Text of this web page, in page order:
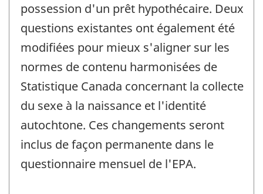
possession d'un prêt hypothécaire. Deux
questions existantes ont également été
modifiées pour mieux s'aligner sur les
normes de contenu harmonisées de
Statistique Canada concernant la collecte
du sexe à la naissance et l'identité
autochtone. Ces changements seront
inclus de façon permanente dans le
questionnaire mensuel de l'EPA.